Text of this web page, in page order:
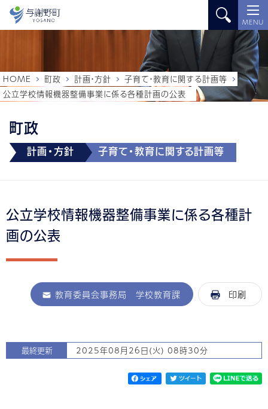
MENU
町政
計画・方針 子育て・教育に関する計画等
HOME 町政 計画・方針
子育て・教育に関する計画等
公立学校情報機器整備事業に係る各種計画の公表
公立学校情報機器整備事業に係る各種計
画の公表
教育委員会事務局 学校教育課 印刷
最終更新 2025年08月26日(火) 08時30分